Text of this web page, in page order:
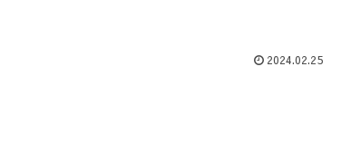
2024.02.25